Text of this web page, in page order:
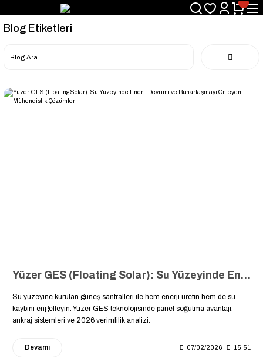
Blog Etiketleri
Yüzer GES (Floating Solar): Su Yüzeyinde Enerji Devrimi ve Buharlaşmayı Önleyen Mühendislik Çözümleri
Su yüzeyine kurulan güneş santralleri ile hem enerji üretin hem de su
kaybını engelleyin. Yüzer GES teknolojisinde panel soğutma avantajı,
ankraj sistemleri ve 2026 verimlilik analizi.
Devamı 07/02/2026 15:51